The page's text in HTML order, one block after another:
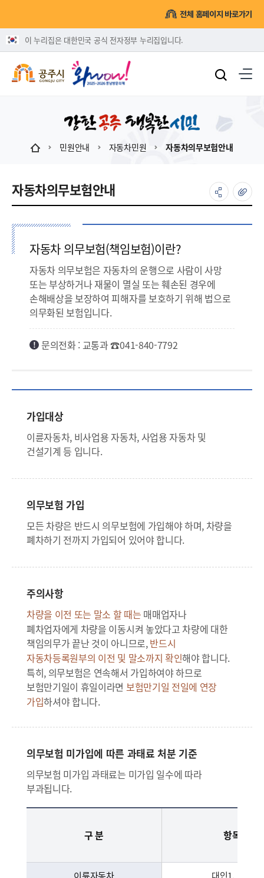
전체 홈페이지 바로가기
이 누리집은 대한민국 공식 전자정부 누리집입니다.
민원안내 자동차민원 자동차의무보험안내
자동차의무보험안내
자동차 의무보험(책임보험)이란?
자동차 의무보험은 자동차의 운행으로 사람이 사망
또는 부상하거나 재물이 멸실 또는 훼손된 경우에
손해배상을 보장하여 피해자를 보호하기 위해 법으로
의무화된 보험입니다.
문의전화 : 교통과 ☎041-840-7792​
가입대상
이륜자동차, 비사업용 자동차, 사업용 자동차 및
건설기계 등 입니다.
의무보험 가입
모든 차량은 반드시 의무보험에 가입해야 하며, 차량을
폐차하기 전까지 가입되어 있어야 합니다.
주의사항
차량을 이전 또는 말소 할 때는 매매업자나
폐차업자에게 차량을 이동시켜 놓았다고 차량에 대한
책임의무가 끝난 것이 아니므로,반드시
자동차등록원부의 이전 및 말소까지 확인해야 합니다.
특히, 의무보험은 연속해서 가입하여야 하므로
보험만기일이 휴일이라면 보험만기일 전일에 연장
가입하셔야 합니다.
의무보험 미가입에 따른 과태료 처분 기준
의무보험 미가입 과태료는 미가입 일수에 따라
부과됩니다.
의무보험 미가입에 따른 과태료 처분 기준 - 이륜자동차, 자가용, 사업용(건설기계)로 구분하여 각 항목, 부과기준(원)(10일이내,10일 초과 매1일 마다,최고금액), 비고 정보 제공
구 분 항목
이륜자동차 대인1, 대물